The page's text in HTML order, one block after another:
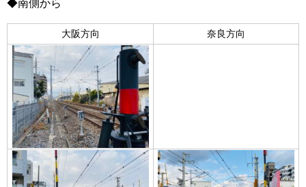
◆南側から
大阪方向 奈良方向